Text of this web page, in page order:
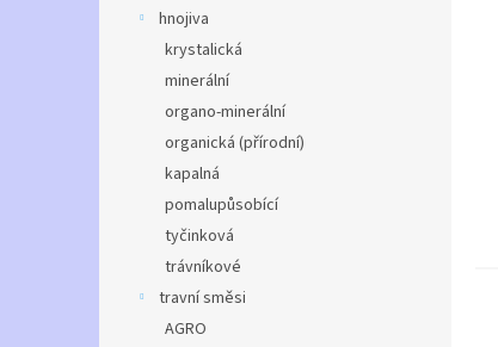
hnojiva
krystalická
minerální
organo-minerální
organická (přírodní)
kapalná
pomalupůsobící
tyčinková
trávníkové
travní směsi
AGRO